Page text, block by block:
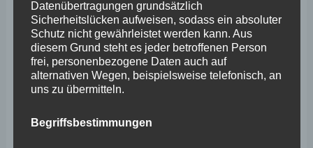
Der Landtag Rheinland-Pfalz hat in seiner
Sondersitzung zur Feststellung der Anwendbarkeit von
§28a Abs. 1 bis 6 des Infektionschutzgegsetzes (IfSG)
der Landesregierung Rheinland-Pfalz die
nun Corona-Regeln treffen kann. Stephan Wefelscheid,
Datenübertragungen grundsätzlich
Sicherheitslücken aufweisen, sodass ein absoluter
Schutz nicht gewährleistet werden kann. Aus
diesem Grund steht es jeder betroffenen Person
frei, personenbezogene Daten auch auf
alternativen Wegen, beispielsweise telefonisch, an
uns zu übermitteln.
Begriffsbestimmungen